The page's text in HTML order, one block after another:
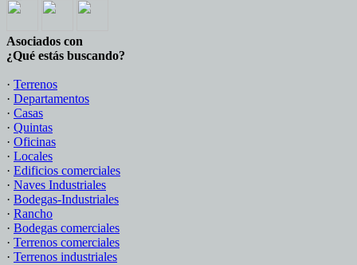
Asociados con
¿Qué estás buscando?
· Terrenos
· Departamentos
· Casas
· Quintas
· Oficinas
· Locales
· Edificios comerciales
· Naves Industriales
· Bodegas-Industriales
· Rancho
· Bodegas comerciales
· Terrenos comerciales
· Terrenos industriales